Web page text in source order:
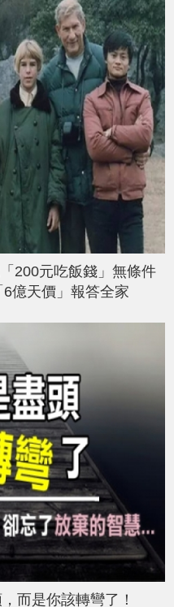
200元吃飯錢」無條件
億天價」報答全家
而是你該轉彎了！